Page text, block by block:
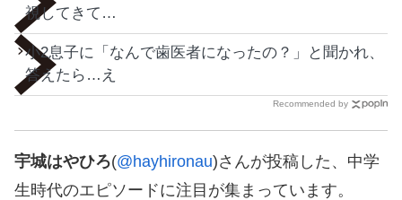
視してきて…
小2息子に「なんで歯医者になったの？」と聞かれ、
答えたら…え
Recommended by
宇城はやひろ(@hayhironau)さんが投稿した、中学
生時代のエピソードに注目が集まっています。